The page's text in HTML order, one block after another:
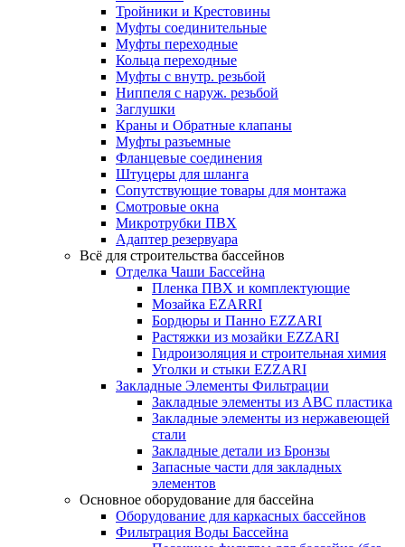
Тройники и Крестовины
Муфты соединительные
Муфты переходные
Кольца переходные
Муфты с внутр. резьбой
Ниппеля с наруж. резьбой
Заглушки
Краны и Обратные клапаны
Муфты разъемные
Фланцевые соединения
Штуцеры для шланга
Сопутствующие товары для монтажа
Смотровые окна
Микротрубки ПВХ
Адаптер резервуара
Всё для строительства бассейнов
Отделка Чаши Бассейна
Пленка ПВХ и комплектующие
Мозайка EZARRI
Бордюры и Панно EZZARI
Растяжки из мозайки EZZARI
Гидроизоляция и строительная химия
Уголки и стыки EZZARI
Закладные Элементы Фильтрации
Закладные элементы из ABC пластика
Закладные элементы из нержавеющей
стали
Закладные детали из Бронзы
Запасные части для закладных
элементов
Основное оборудование для бассейна
Оборудование для каркасных бассейнов
Фильтрация Воды Бассейна